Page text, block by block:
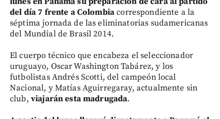
del día 7 frente a Colombiacorrespondiente a la
séptima jornada de las eliminatorias sudamericanas
del Mundial de Brasil 2014.
El cuerpo técnico que encabeza el seleccionador
uruguayo, Oscar Washington Tabárez, y los
futbolistas Andrés Scotti, del campeón local
Nacional, y Matías Aguirregaray, actualmente sin
club, viajarán esta madrugada.